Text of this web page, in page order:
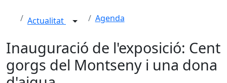
Actualitat Agenda
Inauguració de l'exposició: Cent
gorgs del Montseny i una dona